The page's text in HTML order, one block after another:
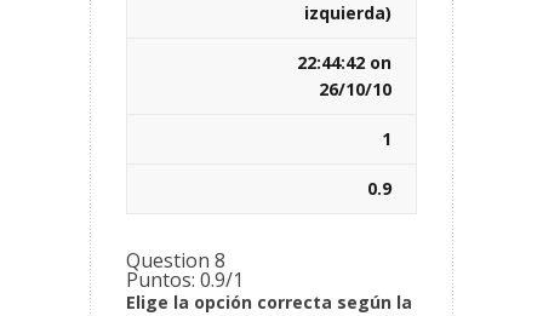
izquierda)
22:44:42 on
26/10/10
1
0.9
Question 8
Puntos: 0.9/1
Elige la opción correcta según la